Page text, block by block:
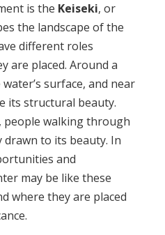
is the Keiseki, or
the landscape of the
different roles
are placed. Around a
surface, and near
its structural beauty.
people walking through
to its beauty. In
and
may be like these
where they are placed